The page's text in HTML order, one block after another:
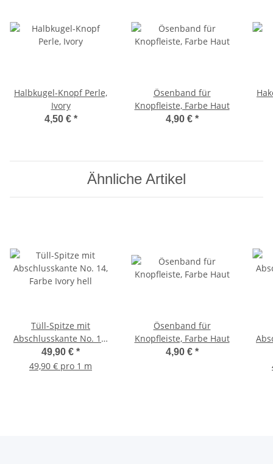
Halbkugel-Knopf Perle,
Ivory
4,50 € *
Ösenband für
Knopfleiste, Farbe Haut
4,90 € *
Ähnliche Artikel
Tüll-Spitze mit
Abschlusskante No. 14,
Farbe Ivory hell
49,90 € *
49,90 € pro 1 m
Ösenband für
Knopfleiste, Farbe Haut
4,90 € *